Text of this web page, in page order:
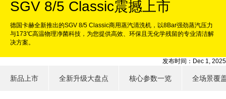
SGV 8/5 Classic震撼上市
德国卡赫全新推出的SGV 8/5 Classic商用蒸汽清洗机，以8Bar强劲蒸汽压力
与173℃高温物理净菌科技，为您提供高效、环保且无化学残留的专业清洁解
决方案。
发布时间：Dec 1, 2025
新品上市 全新升级大盘点 核心参数一览 全场景覆